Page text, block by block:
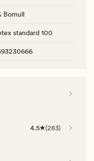
Bomull
standard 100
4.5 (283)